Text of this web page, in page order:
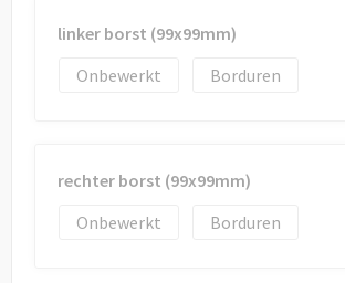
linker borst (99x99mm)
Onbewerkt
Borduren
rechter borst (99x99mm)
Onbewerkt
Borduren